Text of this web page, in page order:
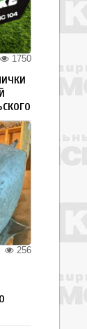
1750
256